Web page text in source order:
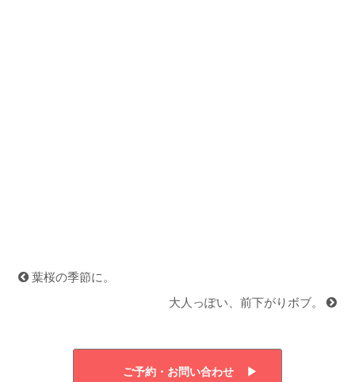
葉桜の季節に。
大人っぽい、前下がりボブ。
ご予約・お問い合わせ ▶︎